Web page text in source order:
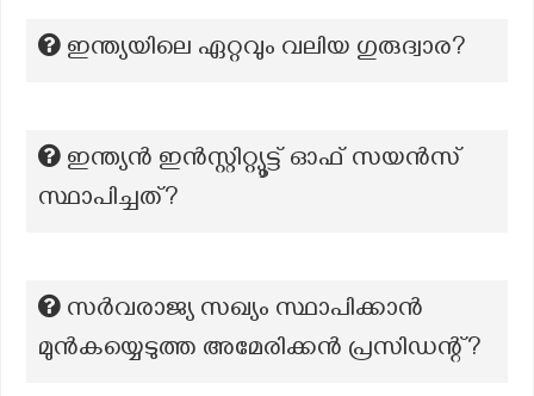
ഇന്ത്യയിലെ ഏറ്റവും വലിയ ഗുരുദ്വാര?
ഇന്ത്യൻ ഇൻസ്റ്റിറ്റ്യൂട്ട് ഓഫ് സയൻസ്
സ്ഥാപിച്ചത്?
സർവരാജ്യ സഖ്യം സ്ഥാപിക്കാൻ
മുൻകയ്യെടുത്ത അമേരിക്കൻ പ്രസിഡന്റ്?